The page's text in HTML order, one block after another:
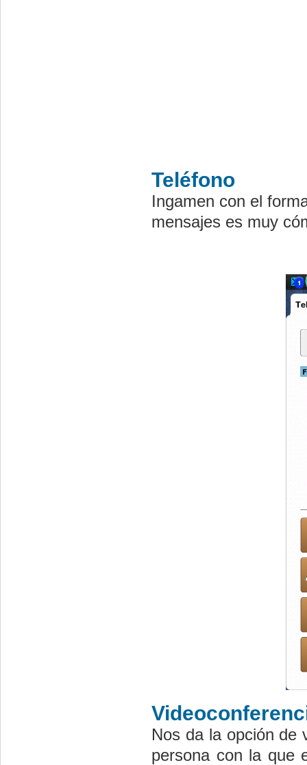
Teléfono
Ingamen con el
mensajes es muy
Nos da la opción de
persona con la que